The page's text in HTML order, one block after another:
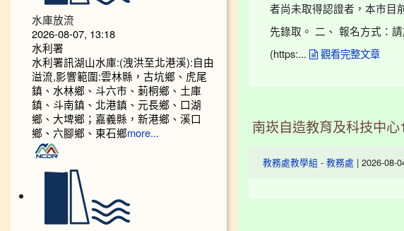
者尚未取得認證者，本市目
先錄取。 二、 報名方式：
(https:...
觀看完整文章
南崁自造教育及科技中
教務處教學組 - 教務處 | 2026-08-
水庫放流
2026-08-07, 13:18
水利署
水利署訊湖山水庫:(洩洪至北港溪):自由
溢流,影響範圍:雲林縣，古坑鄉、虎尾
鎮、水林鄉、斗六市、莿桐鄉、土庫
鎮、斗南鎮、北港鎮、元長鄉、口湖
鄉、大埤鄉；嘉義縣，新港鄉、溪口
鄉、六腳鄉、東石鄉more...